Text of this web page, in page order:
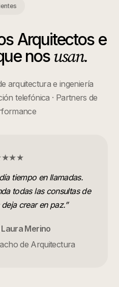
Arquitectos e
nosusan.
arquitectura e ingeniería
telefónica · Partners de
tiempo en llamadas.
todas las consultas de
crear en paz.”
Merino
de Arquitectura